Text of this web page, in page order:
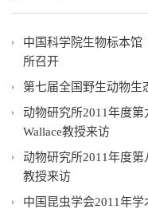
中国科学院生物标本馆
所召开
第七届全国野生动物生
动物研究所2011年度
Wallace教授来访
动物研究所2011年度
教授来访
中国昆虫学会2011年